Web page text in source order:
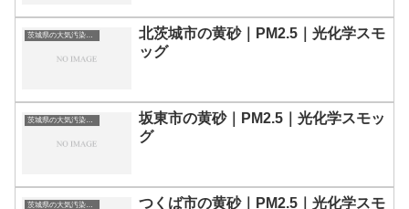
茨城県の大気汚染・PM2.5・黄砂・エアロゾルの数値
北茨城市の黄砂｜PM2.5｜光化学スモ
ッグ
茨城県の大気汚染・PM2.5・黄砂・エアロゾルの数値
坂東市の黄砂｜PM2.5｜光化学スモッ
グ
茨城県の大気汚染・PM2.5・黄砂・エアロゾルの数値
つくば市の黄砂｜PM2.5｜光化学スモ